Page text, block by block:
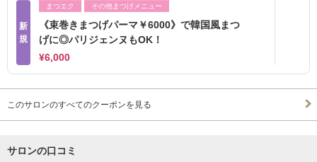
新
規
まつエク その他まつげメニュー
《束巻きまつげパーマ￥6000》で韓国風まつ
げに◎パリジェンヌもOK！
¥6,000
このサロンのすべてのクーポンを見る
サロンの口コミ